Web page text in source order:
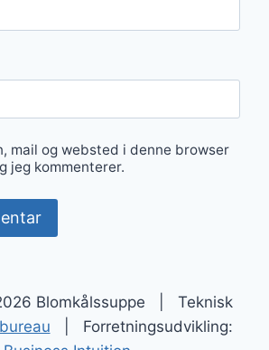
mail og websted i denne browser
jeg kommenterer.
Blomkålssuppe | Teknisk
| Forretningsudvikling: